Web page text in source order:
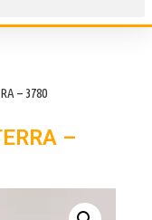
– 3780
–